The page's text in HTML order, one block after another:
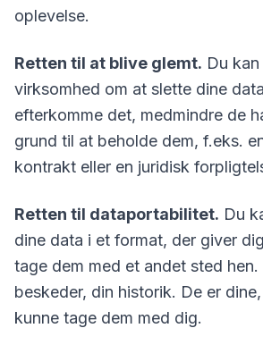
oplevelse.
Retten til at blive glemt. Du
virksomhed om at slette dine
efterkomme det, medmindre de
grund til at beholde dem, f.eks.
kontrakt eller en juridisk
Retten til dataportabilitet. Du
dine data i et format, der giver
tage dem med et andet sted
beskeder, din historik. De er
kunne tage dem med dig.